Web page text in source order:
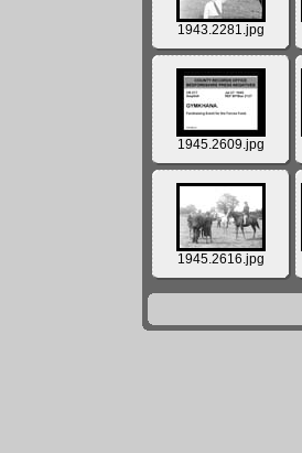
1943.2281.jpg
1945.2609.jpg
1945.2616.jpg